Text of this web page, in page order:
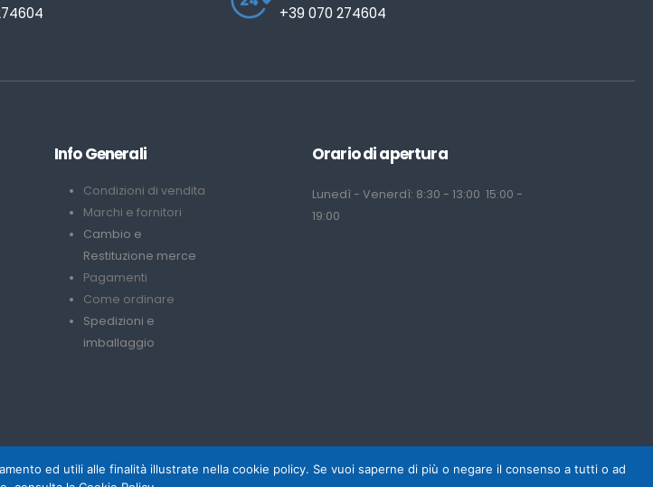
+39 070 274604
Info Generali
Condizioni di vendita
Marchi e fornitori
Cambio e
Restituzione merce
Pagamenti
Come ordinare
Spedizioni e
imballaggio
Orario di apertura
Lunedì - Venerdì: 8:30 - 13:00 15:00 -
19:00
ed utili alle finalità illustrate nella cookie policy. Se vuoi saperne di più o negare il consenso a tutti o ad